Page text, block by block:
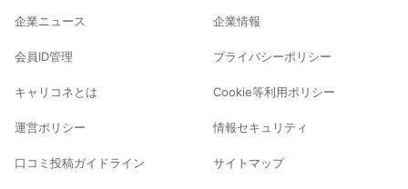
企業ニュース
会員ID管理
キャリコネとは
運営ポリシー
口コミ投稿ガイドライン
企業情報
プライバシーポリシー
Cookie等利用ポリシー
情報セキュリティ
サイトマップ